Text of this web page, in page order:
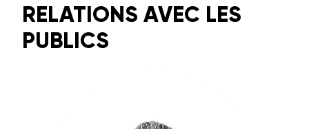
RELATIONS AVEC LES
PUBLICS